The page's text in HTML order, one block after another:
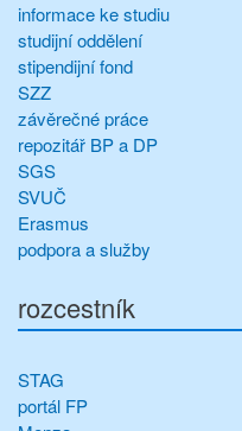
informace ke studiu
studijní oddělení
stipendijní fond
SZZ
závěrečné práce
repozitář BP a DP
SGS
SVUČ
Erasmus
podpora a služby
rozcestník
STAG
portál FP